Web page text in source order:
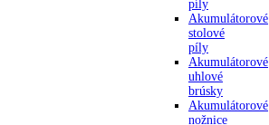
píly
Akumulátorové
stolové
píly
Akumulátorové
uhlové
brúsky
Akumulátorové
nožnice